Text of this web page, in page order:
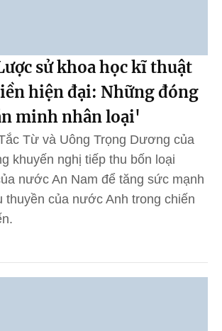
sử khoa học kĩ thuật
hiện đại: Những đóng
minh nhân loại'
Từ và Uông Trọng Dương của
khuyến nghị tiếp thu bốn loại
nước An Nam để tăng sức mạnh
thuyền của nước Anh trong chiến